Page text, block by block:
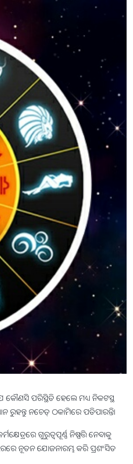
କୌଣସି ପରିସ୍ଥିତି ହେଲେ ମଧ୍ୟ ନିକଟସ୍ଥ
ରୁହନ୍ତୁ ନଚେତ୍‌ ଠକାମିରେ ପଡିପାରନ୍ତି।
ଗୁରୁତ୍ୱପୂର୍ଣ୍ଣ ନିଷ୍ପତ୍ତି ନେବାକୁ
ନୂତନ ଯୋଜନାରମ୍ଭ କରି ପ୍ରଶଂସିତ